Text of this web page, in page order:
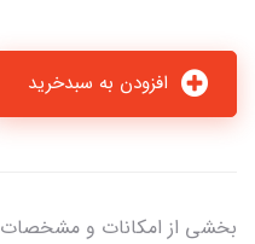
بخشی از امکانات و